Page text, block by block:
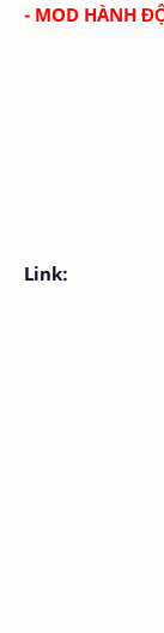
- MOD HÀNH
Link: